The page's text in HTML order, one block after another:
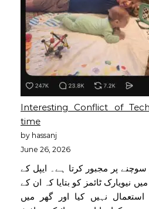
Interesting Conflict of
time
by hassanj
June 26, 2026
پر مجبور کرتا ہے۔ ایپل کے
اسٹیو جابز نے 2010 میں نیویارک ٹائمز کو بتایا کہ ان کے
نہیں کیا اور گھر میں